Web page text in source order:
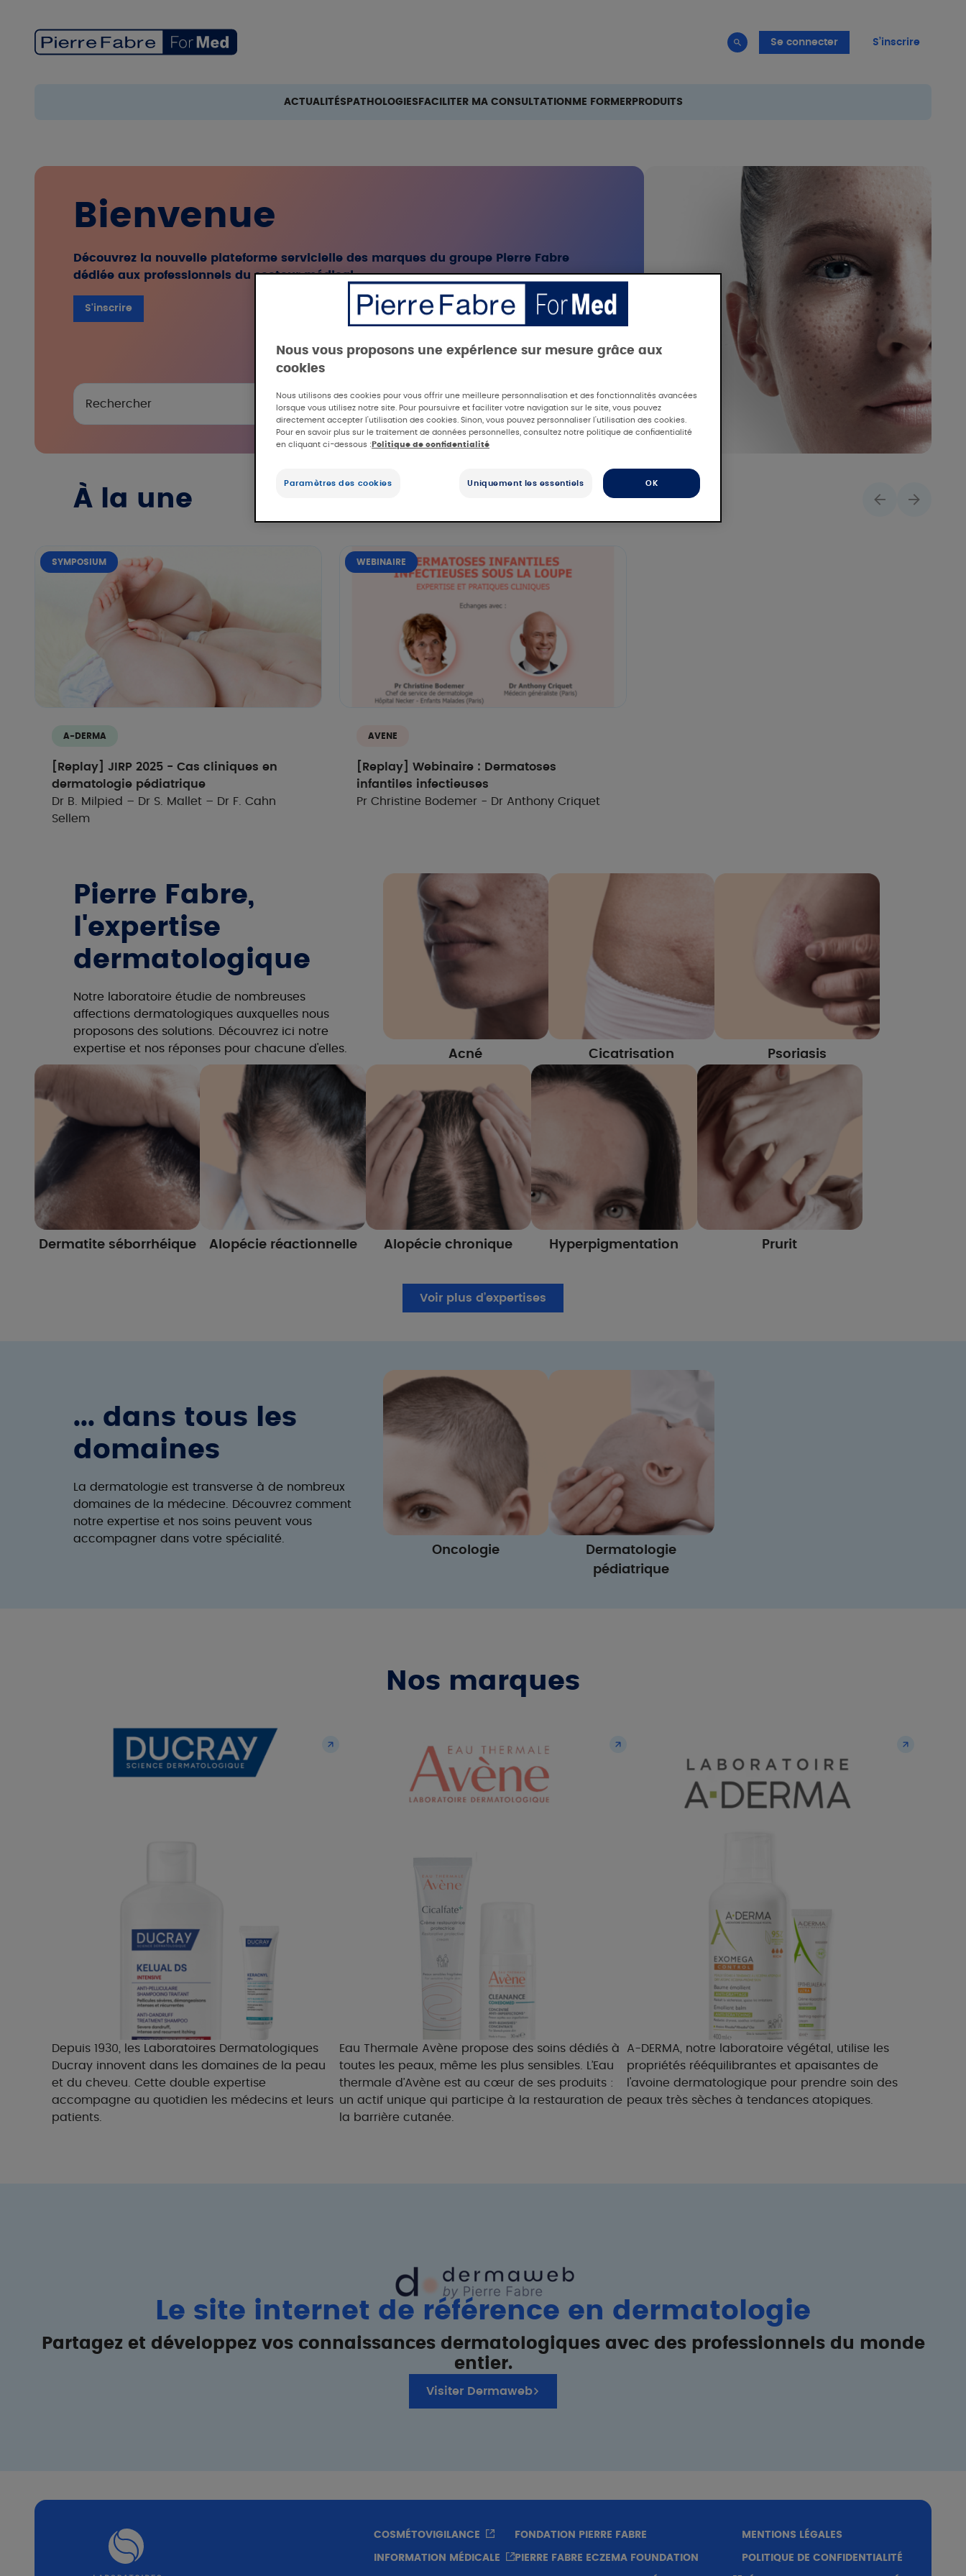
Se connecter S’inscrire
ACTUALITÉS PATHOLOGIES FACILITER MA CONSULTATION ME FORMERPRODUITS
Bienvenue
Découvrez la nouvelle plateforme servicielle des marques du groupe Pierre Fabre
dédiée aux professionnels du secteur médical.
S'inscrire
À la une
SYMPOSIUM
A-DERMA
[Replay] JIRP 2025 - Cas cliniques en
dermatologie pédiatrique
Dr B. Milpied – Dr S. Mallet – Dr F. Cahn
Sellem
WEBINAIRE
AVENE
[Replay] Webinaire : Dermatoses
infantiles infectieuses
Pr Christine Bodemer - Dr Anthony Criquet
Pierre Fabre,
l'expertise
dermatologique
Notre laboratoire étudie de nombreuses
affections dermatologiques auxquelles nous
proposons des solutions. Découvrez ici notre
expertise et nos réponses pour chacune d'elles.
Acné Cicatrisation Psoriasis
Dermatite séborrhéique Alopécie réactionnelle Alopécie chronique Hyperpigmentation Prurit
Voir plus d’expertises
... dans tous les
domaines
La dermatologie est transverse à de nombreux
domaines de la médecine. Découvrez comment
notre expertise et nos soins peuvent vous
accompagner dans votre spécialité.
Oncologie
Dermatologie
pédiatrique
Nos marques
Depuis 1930, les Laboratoires Dermatologiques
Ducray innovent dans les domaines de la peau
et du cheveu. Cette double expertise
accompagne au quotidien les médecins et leurs
patients.
Eau Thermale Avène propose des soins dédiés à
toutes les peaux, même les plus sensibles. L’Eau
thermale d’Avène est au cœur de ses produits :
un actif unique qui participe à la restauration de
la barrière cutanée.
A-DERMA, notre laboratoire végétal, utilise les
propriétés rééquilibrantes et apaisantes de
l'avoine dermatologique pour prendre soin des
peaux très sèches à tendances atopiques.
Le site internet de référence en dermatologie
Partagez et développez vos connaissances dermatologiques avec des professionnels du monde
entier.
Visiter Dermaweb
COSMÉTOVIGILANCE
INFORMATION MÉDICALE
FONDATION PIERRE FABRE
PIERRE FABRE ECZEMA FOUNDATION
MENTIONS LÉGALES
POLITIQUE DE CONFIDENTIALITÉ
Nous vous proposons une expérience sur mesure grâce aux
cookies
Nous utilisons des cookies pour vous offrir une meilleure personnalisation et des fonctionnalités avancées
lorsque vous utilisez notre site. Pour poursuivre et faciliter votre navigation sur le site, vous pouvez
directement accepter l'utilisation des cookies. Sinon, vous pouvez personnaliser l'utilisation des cookies.
Pour en savoir plus sur le traitement de données personnelles, consultez notre politique de confidentialité
en cliquant ci-dessous : Politique de confidentialité
Paramètres des cookies Uniquement les essentiels OK